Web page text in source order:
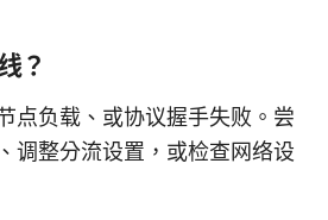
？
点负载、或协议握手失败。尝
调整分流设置，或检查网络设